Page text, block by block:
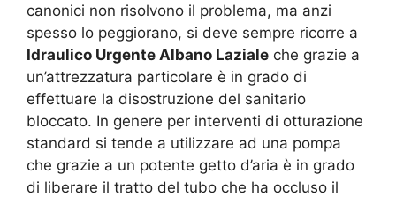
canonici non risolvono il problema, ma anzi
spesso lo peggiorano, si deve sempre ricorre a
Idraulico Urgente Albano Laziale che grazie a
un’attrezzatura particolare è in grado di
effettuare la disostruzione del sanitario
bloccato. In genere per interventi di otturazione
standard si tende a utilizzare ad una pompa
che grazie a un potente getto d’aria è in grado
di liberare il tratto del tubo che ha occluso il